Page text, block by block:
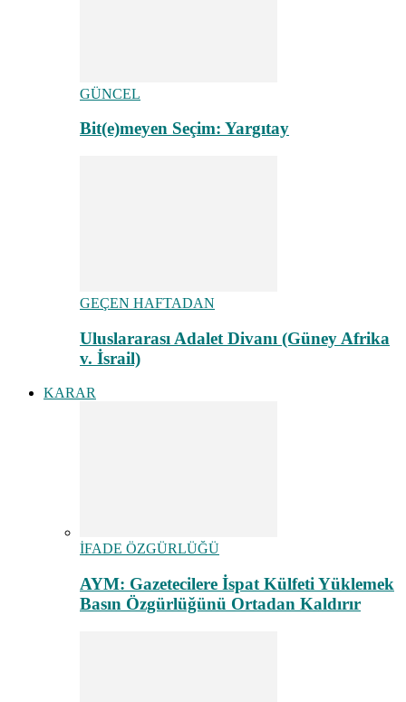
GÜNCEL
Bit(e)meyen Seçim: Yargıtay
GEÇEN HAFTADAN
Uluslararası Adalet Divanı (Güney Afrika
v. İsrail)
KARAR
İFADE ÖZGÜRLÜĞÜ
AYM: Gazetecilere İspat Külfeti Yüklemek
Basın Özgürlüğünü Ortadan Kaldırır